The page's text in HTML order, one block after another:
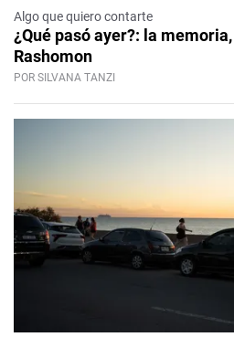
Algo que quiero contarte
¿Qué pasó ayer?: la
Rashomon
POR SILVANA TANZI